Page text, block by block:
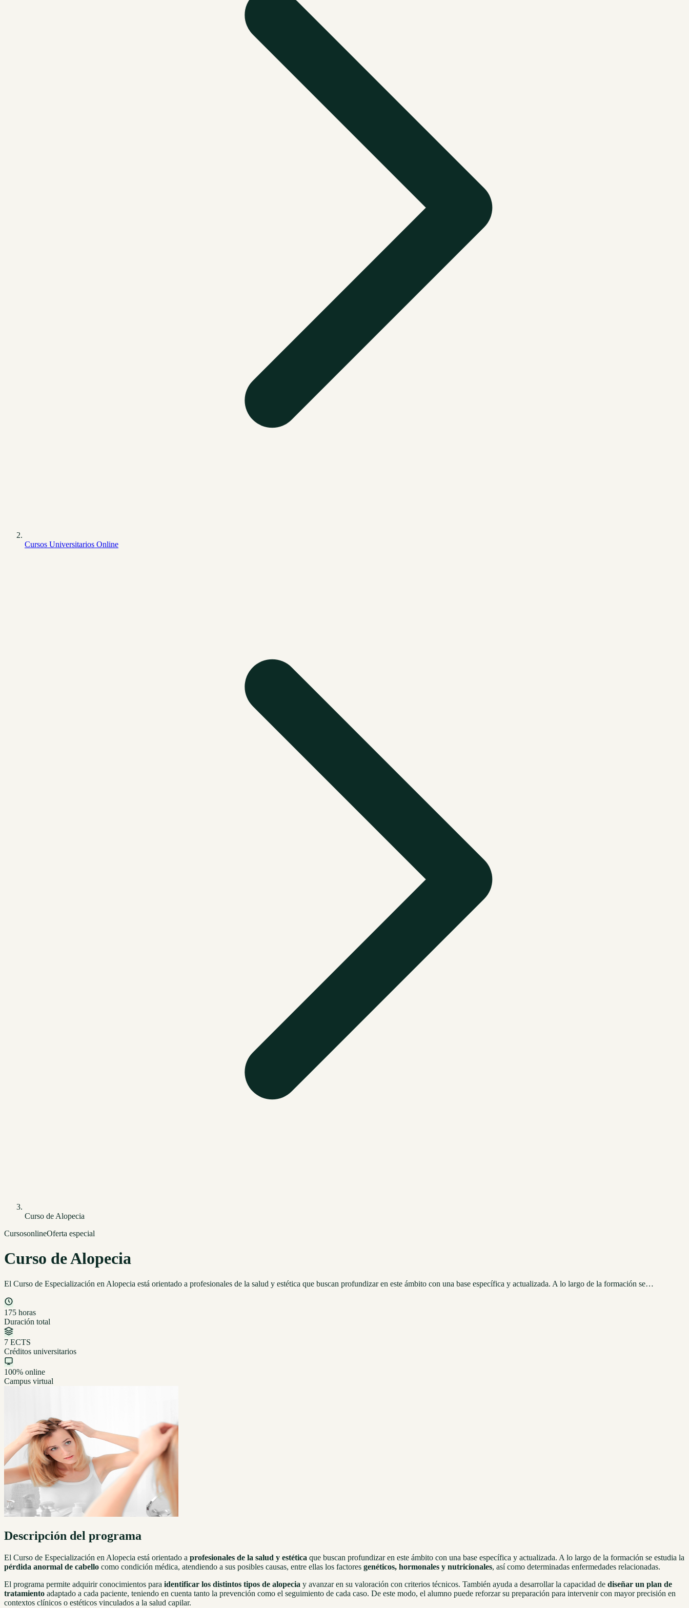
Cursos Universitarios Online
Curso de Alopecia
CursosonlineOferta especial
Curso de Alopecia
El Curso de Especialización en Alopecia está orientado a profesionales de la salud y estética que buscan profundizar en este ámbito con una base específica y actualizada. A lo largo de la formación se…
175 horas
Duración total
7 ECTS
Créditos universitarios
100% online
Campus virtual
Descripción del programa
El Curso de Especialización en Alopecia está orientado a profesionales de la salud y estética que buscan profundizar en este ámbito con una base específica y actualizada. A lo largo de la formación se estudia la
pérdida anormal de cabello como condición médica, atendiendo a sus posibles causas, entre ellas los factores genéticos, hormonales y nutricionales, así como determinadas enfermedades relacionadas.
El programa permite adquirir conocimientos para identificar los distintos tipos de alopecia y avanzar en su valoración con criterios técnicos. También ayuda a desarrollar la capacidad de diseñar un plan de
tratamiento adaptado a cada paciente, teniendo en cuenta tanto la prevención como el seguimiento de cada caso. De este modo, el alumno puede reforzar su preparación para intervenir con mayor precisión en
contextos clínicos o estéticos vinculados a la salud capilar.